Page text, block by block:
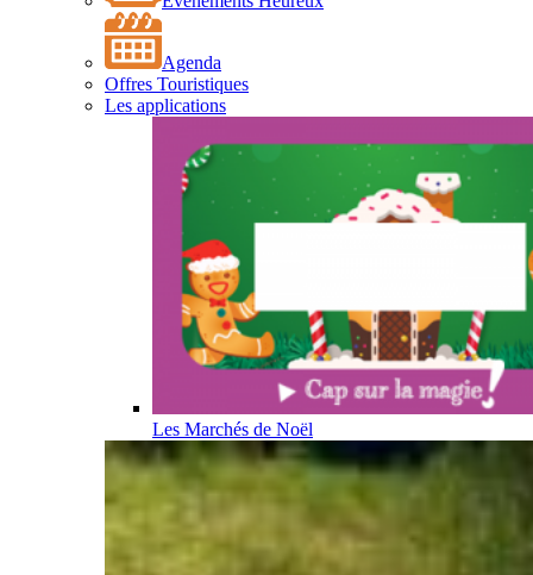
Agenda
Offres Touristiques
Les applications
Les Marchés de Noël